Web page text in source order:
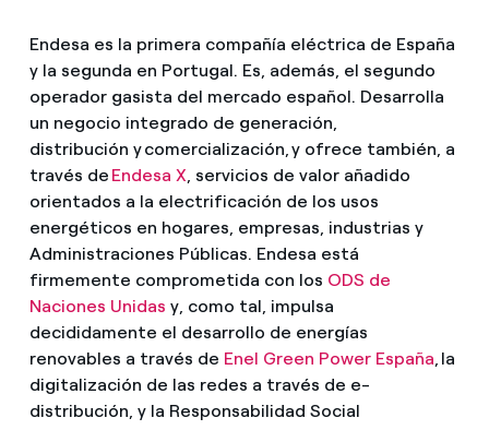
Endesa es la primera compañía eléctrica de España
y la segunda en Portugal. Es, además, el segundo
operador gasista del mercado español. Desarrolla
un negocio integrado de generación,
distribución y comercialización, y ofrece también, a
través de Endesa X , servicios de valor añadido
orientados a la electrificación de los usos
energéticos en hogares, empresas, industrias y
Administraciones Públicas. Endesa está
firmemente comprometida con los ODS de
Naciones Unidas y, como tal, impulsa
decididamente el desarrollo de energías
renovables a través de Enel Green Power España , la
digitalización de las redes a través de e-
distribución, y la Responsabilidad Social